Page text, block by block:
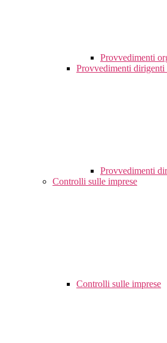
Provvedimenti
Provvedimenti
Provvedimenti
Controlli sulle imprese
Controlli sulle imprese